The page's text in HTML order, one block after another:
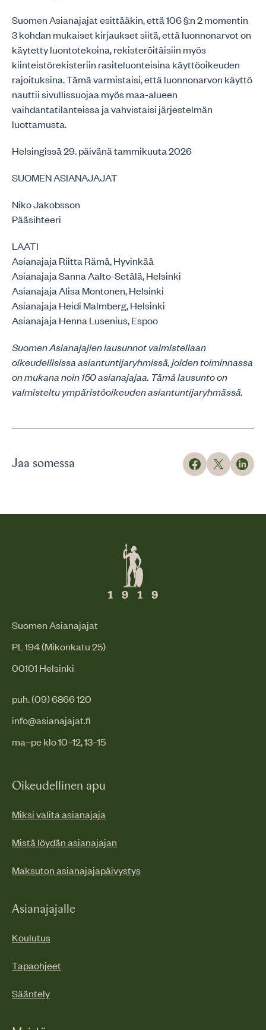
Suomen Asianajajat esittääkin, että 106 §:n 2 momentin
3 kohdan mukaiset kirjaukset siitä, että luonnonarvot on
käytetty luontotekoina, rekisteröitäisiin myös
kiinteistörekisteriin rasiteluonteisina käyttöoikeuden
rajoituksina. Tämä varmistaisi, että luonnonarvon käyttö
nauttii sivullissuojaa myös maa-alueen
vaihdantatilanteissa ja vahvistaisi järjestelmän
luottamusta.
Helsingissä 29. päivänä tammikuuta 2026
SUOMEN ASIANAJAJAT
Niko Jakobsson
Pääsihteeri
LAATI
Asianajaja Riitta Rämä, Hyvinkää
Asianajaja Sanna Aalto-Setälä, Helsinki
Asianajaja Alisa Montonen, Helsinki
Asianajaja Heidi Malmberg, Helsinki
Asianajaja Henna Lusenius, Espoo
Suomen Asianajajien lausunnot valmistellaan
oikeudellisissa asiantuntijaryhmissä, joiden toiminnassa
on mukana noin 150 asianajajaa. Tämä lausunto on
valmisteltu ympäristöoikeuden asiantuntijaryhmässä.
Jaa somessa
Suomen Asianajajat
PL 194 (Mikonkatu 25)
00101 Helsinki
puh. (09) 6866 120
info@asianajajat.fi
ma–pe klo 10–12, 13–15
Oikeudellinen apu
Miksi valita asianajaja
Mistä löydän asianajajan
Maksuton asianajajapäivystys
Asianajajalle
Koulutus
Tapaohjeet
Sääntely